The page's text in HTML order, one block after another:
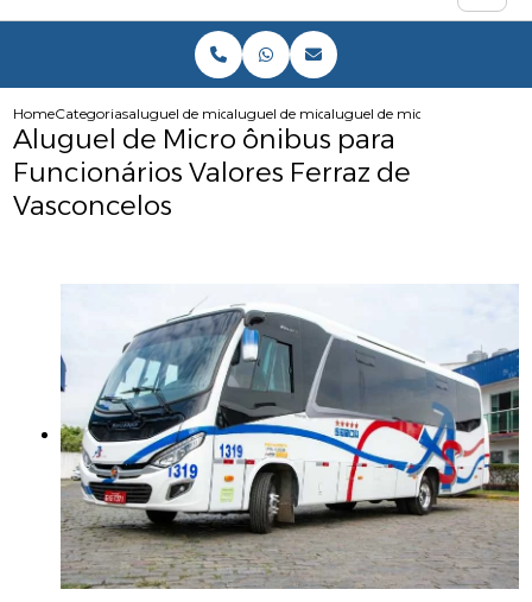
HomeCategoriasaluguel de micro onibusaluguel de micro onibus para funcionarios
aluguel de micro onibus para
Aluguel de Micro ônibus para
Funcionários Valores Ferraz de
Vasconcelos